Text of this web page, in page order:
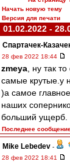
Начать новую тему
Версия для печати
01.02.2022 -
Спартачек-
28 фев 2022 18:44
zmeya , ну так
самые крутые.у
)а самое
наших
больший ущерб.
Последнее
Mike Lebedev -
28 фев 2022 18:41